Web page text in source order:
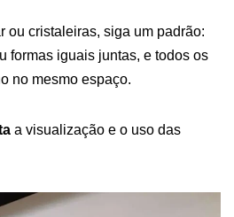
ou cristaleiras, siga um padrão:
formas iguais juntas, e todos os
no mesmo espaço.
a visualização e o uso das